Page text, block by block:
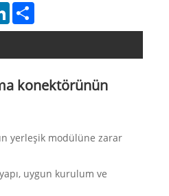
LinkedInShare
konektörünün
yerleşik modülüne zarar
uygun kurulum ve